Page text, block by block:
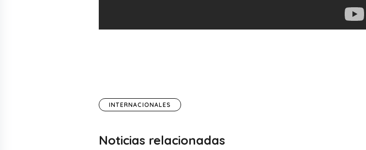
INTERNACIONALES
Noticias relacionadas